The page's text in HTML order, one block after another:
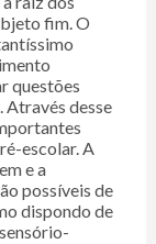
fim. O
questões
desse
escolar. A
e a
possíveis de
dispondo de